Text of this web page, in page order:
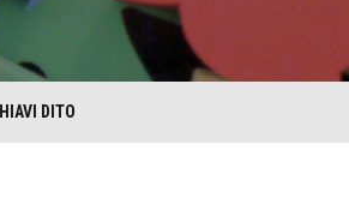
DITO